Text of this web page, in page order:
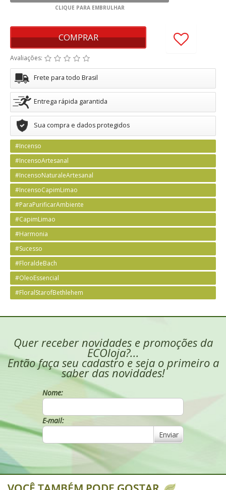
COMPRAR
Avaliações:
Frete para todo Brasil
Entrega rápida garantida
Sua compra e dados protegidos
#Incenso
#IncensoArtesanal
#IncensoNaturaleArtesanal
#IncensoCapimLimao
#ParaPurificarAmbiente
#CapimLimao
#Harmonia
#Sucesso
#FloraldeBach
#OleoEssencial
#FloralStarofBethlehem
Quer receber novidades e promoções da
ECOloja?...
Então faça seu cadastro e seja o primeiro a
saber das novidades!
Nome:
E-mail:
Enviar